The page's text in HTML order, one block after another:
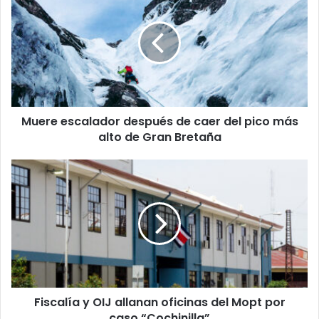
después
de
caer
del
pico
más
alto
Muere escalador después de caer del pico más
alto de Gran Bretaña
Fiscalía
y
OIJ
allanan
oficinas
Mopt
por
caso
“Cochinilla”
Fiscalía y OIJ allanan oficinas del Mopt por